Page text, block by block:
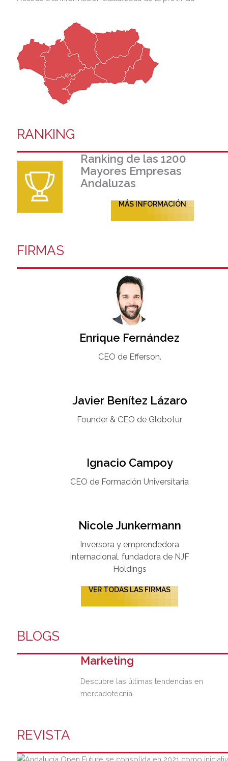
RANKING
Ranking de las 1200
Mayores Empresas
Andaluzas
MÁS INFORMACIÓN
FIRMAS
Enrique Fernández
CEO de Efferson.
Javier Benítez Lázaro
Founder & CEO de Globotur​
Ignacio Campoy​
CEO de Formación Universitaria​
Nicole Junkermann​
Inversora y emprendedora
internacional, fundadora de NJF
Holdings
VER TODAS LAS FIRMAS
BLOGS
Marketing
Descubre las últimas tendencias en
mercadotecnia.
REVISTA